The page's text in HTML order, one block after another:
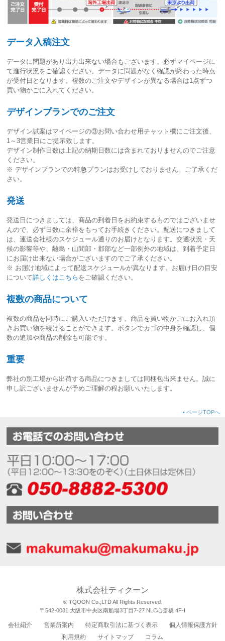
データ入稿注文
データに問題があり出力出来ない場合もございます。必ずマイページに
て進行状況をご確認ください。データに問題がなく確認が終わった時点
が受付日 となります。複数のご注文やデザインが異なる場合は1点ずつ
買い物かごに入れてください。
デザインプランでのご注文
デザイン試案はマイページの③お問い合わせ用チャット欄にご注文後、
1～3営業日 にご提示致します。
デザイン制作日数は上記の納期日数には含まれておりませんのでご注意
ください。
※ デザインプランでの特急プランはお受けしておりません。ご了承くだ
さい。
発送
発送日につきましては、商品の到着日をお約束するものではございませ
んので、必ず日数に余裕をもってお手続きください。配送につきまして
は、運送会社様のスケジュール通りのお届けとなります。交通状況・天
候の影響等や、離島・山間部・郡部など一部例外の地域は、到着予定日
にお届け出来ない場合がございますのでご了承ください。
※ お届け地域によって配送スケジュールが異なります。お届け日の目安
について詳しくはこちら をご確認ください。
複数の商品について
複数の商品を同時にご購入いただけます。商品を買い物かごにお入れ頂
きお買い物を続けることができます。ボタンでカゴの中身を確認し、個
数の追加や商品の削除も可能です。
重要
弊社の別工場から出荷する商品につきましては同梱包出来ません。誠に
申し訳ございませんが予めご理解の程お願いいたします。
• ページTOPへ
株式会社ティクーン
© TQOON Co.,LTD All Rights Reserved.
〒542-0081 大阪市中央区南船場3丁目7-27 NLC心斎橋 4F-I
会社紹介 営業所案内 特定商取引法に基づく表示
個人情報保護方針
利用規約
サイトマップ コラム